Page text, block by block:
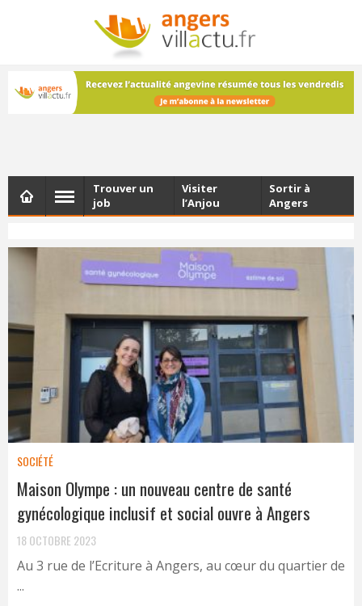
NEWSLETTER
Les dernières actualités d'Angers, chaque vendredi dans
votre boîte e-mail
Trouver un
job
Visiter
l’Anjou
Sortir à
Angers
SOCIÉTÉ
Maison Olympe : un nouveau centre de santé
gynécologique inclusif et social ouvre à Angers
18 OCTOBRE 2023
Au 3 rue de l’Ecriture à Angers, au cœur du quartier de
...